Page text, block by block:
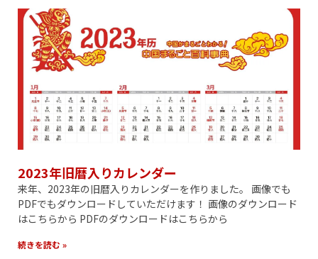
2023年旧暦入りカレンダー
来年、2023年の旧暦入りカレンダーを作りました。 画像でも
PDFでもダウンロードしていただけます！ 画像のダウンロード
はこちらから PDFのダウンロードはこちらから
続きを読む »